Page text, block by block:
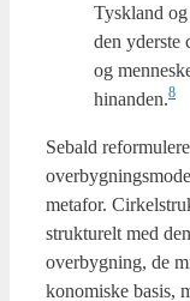
Tys­kland
den yder­ste
og
hinanden.8
Sebald
me­ta­for.
struk­tu­relt med
over­byg­ning, de
ko­no­mi­ske basis,